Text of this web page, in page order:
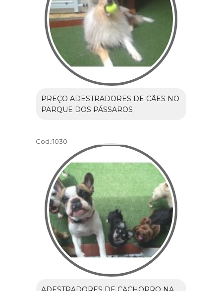
PREÇO ADESTRADORES DE CÃES NO
PARQUE DOS PÁSSAROS
Cod.:1030